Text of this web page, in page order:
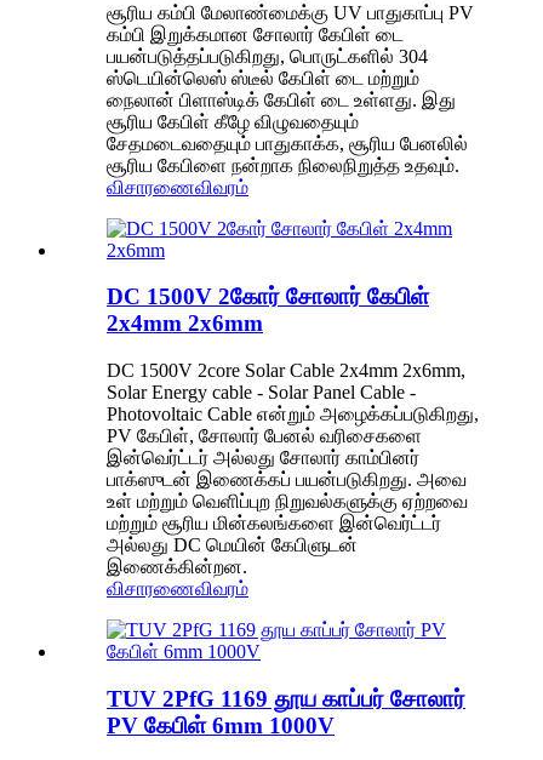
சூரிய கம்பி மேலாண்மைக்கு UV பாதுகாப்பு PV
கம்பி இறுக்கமான சோலார் கேபிள் டை
பயன்படுத்தப்படுகிறது, பொருட்களில் 304
ஸ்டெயின்லெஸ் ஸ்டீல் கேபிள் டை மற்றும்
நைலான் பிளாஸ்டிக் கேபிள் டை உள்ளது. இது
சூரிய கேபிள் கீழே விழுவதையும்
சேதமடைவதையும் பாதுகாக்க, சூரிய பேனலில்
சூரிய கேபிளை நன்றாக நிலைநிறுத்த உதவும்.
விசாரணைவிவரம்
DC 1500V 2கோர் சோலார் கேபிள்
2x4mm 2x6mm
DC 1500V 2core Solar Cable 2x4mm 2x6mm,
Solar Energy cable - Solar Panel Cable -
Photovoltaic Cable என்றும் அழைக்கப்படுகிறது,
PV கேபிள், சோலார் பேனல் வரிசைகளை
இன்வெர்ட்டர் அல்லது சோலார் காம்பினர்
பாக்ஸுடன் இணைக்கப் பயன்படுகிறது. அவை
உள் மற்றும் வெளிப்புற நிறுவல்களுக்கு ஏற்றவை
மற்றும் சூரிய மின்கலங்களை இன்வெர்ட்டர்
அல்லது DC மெயின் கேபிளுடன்
இணைக்கின்றன.
விசாரணைவிவரம்
TUV 2PfG 1169 தூய காப்பர் சோலார்
PV கேபிள் 6mm 1000V